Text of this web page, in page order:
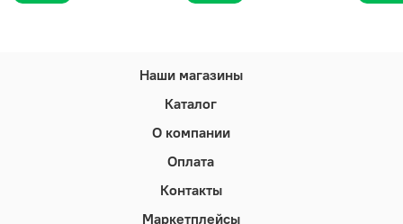
Наши магазины
Каталог
О компании
Оплата
Контакты
Маркетплейсы